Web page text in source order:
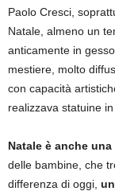
Paolo Cresci,
Natale, almeno un
anticamente in
mestiere, molto
con capacità
realizzava statuine
Natale è anche
delle bambine, che
differenza di oggi,